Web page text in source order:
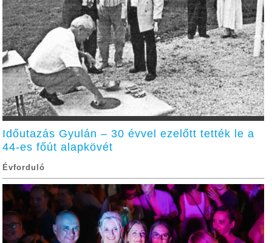
Időutazás Gyulán – 30 évvel ezelőtt tették le a
44-es főút alapkövét
Évforduló